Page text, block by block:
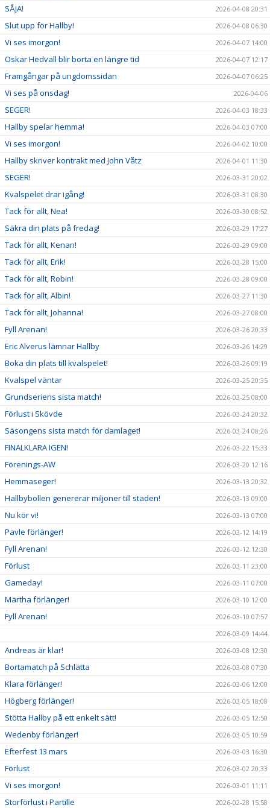
SÅJA! 2026-04-08 20:31
Slut upp för Hallby! 2026-04-08 06:30
Vi ses imorgon! 2026-04-07 14:00
Oskar Hedvall blir borta en längre tid 2026-04-07 12:17
Framgångar på ungdomssidan 2026-04-07 06:25
Vi ses på onsdag! 2026-04-06
SEGER! 2026-04-03 18:33
Hallby spelar hemma! 2026-04-03 07:00
Vi ses imorgon! 2026-04-02 10:00
Hallby skriver kontrakt med John Våtz 2026-04-01 11:30
SEGER! 2026-03-31 20:02
Kvalspelet drar igång! 2026-03-31 08:30
Tack för allt, Nea! 2026-03-30 08:52
Säkra din plats på fredag! 2026-03-29 17:27
Tack för allt, Kenan! 2026-03-29 09:00
Tack för allt, Erik! 2026-03-28 15:00
Tack för allt, Robin! 2026-03-28 09:00
Tack för allt, Albin! 2026-03-27 11:30
Tack för allt, Johanna! 2026-03-27 08:00
Fyll Arenan! 2026-03-26 20:33
Eric Alverus lämnar Hallby 2026-03-26 14:29
Boka din plats till kvalspelet! 2026-03-26 09:19
Kvalspel väntar 2026-03-25 20:35
Grundseriens sista match! 2026-03-25 08:00
Förlust i Skövde 2026-03-24 20:32
Säsongens sista match för damlaget! 2026-03-24 08:26
FINALKLARA IGEN! 2026-03-22 15:33
Förenings-AW 2026-03-20 12:16
Hemmaseger! 2026-03-13 20:32
Hallbybollen genererar miljoner till staden! 2026-03-13 09:00
Nu kör vi! 2026-03-13 07:00
Pavle förlänger! 2026-03-12 14:19
Fyll Arenan! 2026-03-12 12:30
Förlust 2026-03-11 23:00
Gameday! 2026-03-11 07:00
Märtha förlänger! 2026-03-10 12:00
Fyll Arenan!
2026-03-10 07:57
2026-03-09 14:44
Andreas är klar! 2026-03-08 12:30
Bortamatch på Schlätta 2026-03-08 07:30
Klara förlänger! 2026-03-06 12:00
Högberg förlänger! 2026-03-05 18:08
Stötta Hallby på ett enkelt sätt! 2026-03-05 12:50
Wedenby förlänger! 2026-03-05 10:59
Efterfest 13 mars 2026-03-03 16:30
Förlust 2026-03-02 20:33
Vi ses imorgon! 2026-03-01 11:11
Storförlust i Partille 2026-02-28 15:58